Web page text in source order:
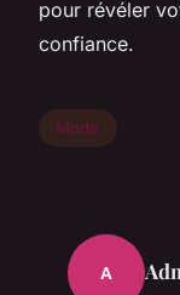
pour révéler
confiance.
Mode
A